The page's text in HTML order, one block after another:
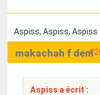
Aspiss, Aspiss, Aspiss
makachah f dem
Aspiss a écrit :